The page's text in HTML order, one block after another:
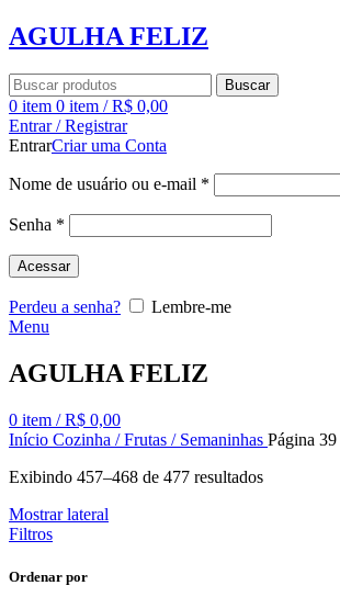
AGULHA FELIZ
Buscar
0 item 0 item / R$ 0,00
Entrar / Registrar
EntrarCriar uma Conta
Nome de usuário ou e-mail *
Senha *
Acessar
Perdeu a senha?
Lembre-me
Menu
AGULHA FELIZ
0 item / R$ 0,00
Início Cozinha / Frutas / Semaninhas Página 39
Exibindo 457–468 de 477 resultados
Mostrar lateral
Filtros
Ordenar por